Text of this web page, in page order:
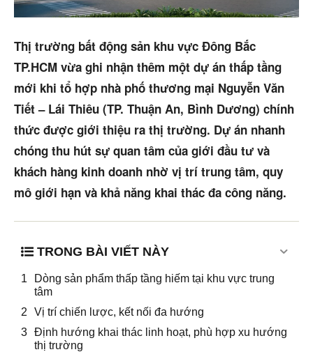
Cho thuê
Thị trường
Liên hệ
Search
5/5(36 Reviews)
Thị trường bất động sản khu vực Đông Bắc
TP.HCM vừa ghi nhận thêm một dự án thấp tầng
mới khi tổ hợp nhà phố thương mại Nguyễn Văn
Tiết – Lái Thiêu (TP. Thuận An, Bình Dương) chính
thức được giới thiệu ra thị trường. Dự án nhanh
chóng thu hút sự quan tâm của giới đầu tư và
khách hàng kinh doanh nhờ vị trí trung tâm, quy
mô giới hạn và khả năng khai thác đa công năng.
TRONG BÀI VIẾT NÀY
Dòng sản phẩm thấp tầng hiếm tại khu vực trung
tâm
Vị trí chiến lược, kết nối đa hướng
Định hướng khai thác linh hoạt, phù hợp xu hướng
thị trường